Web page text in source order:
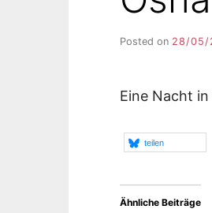
Posted on 28/05/
Eine Nacht
teilen
Ähnliche Beiträge